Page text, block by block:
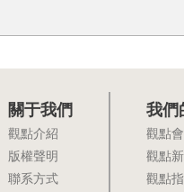
關于我們
觀點介紹
版權聲明
聯系方式
我們
觀點會
觀點
觀點